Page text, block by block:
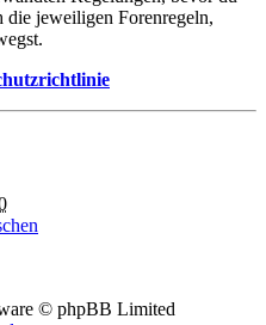
die jeweiligen Forenregeln,
© phpBB Limited